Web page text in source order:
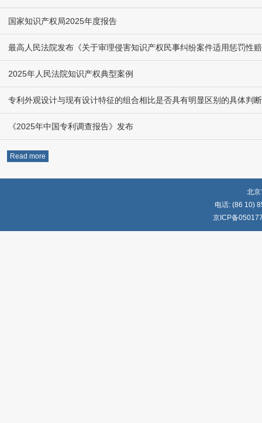
国家知识产权局2025年度报告
2025年人民法院知识产权典型案例
专利外观设计与现有设计特征的组合相比是否具有明显区别的具体判断
《2025年中国专利调查报告》发布
Read more
北
电话: (86 10)
京ICP备